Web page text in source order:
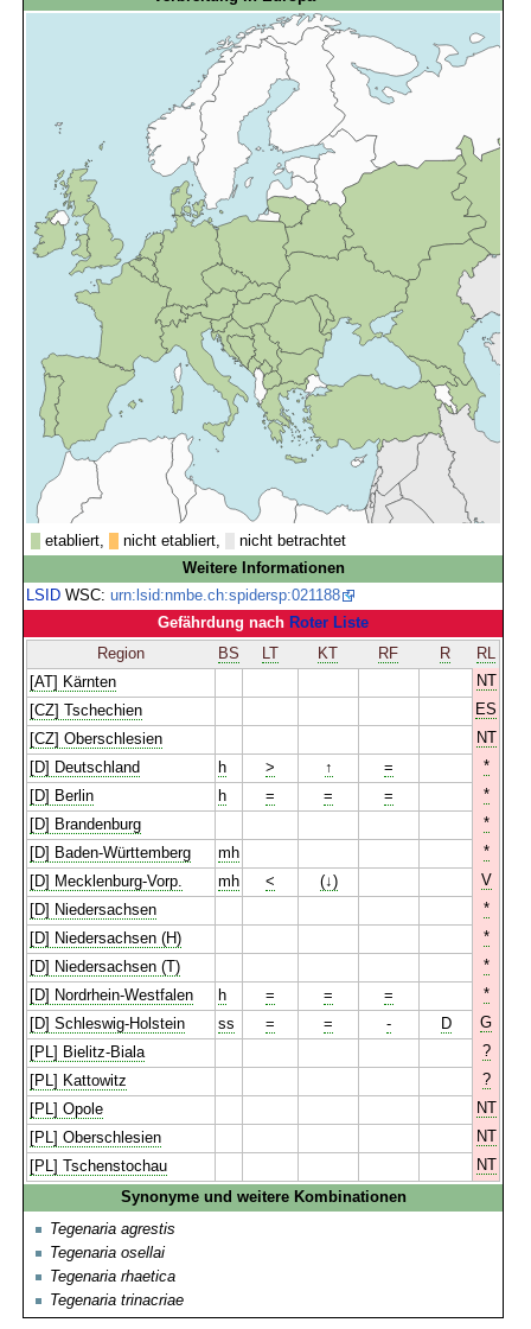
etabliert, nicht etabliert,
nicht betrachtet
Weitere Informationen
LSID WSC:urn:lsid:nmbe.ch:spidersp:021188
Gefährdung nach Roter Liste
Region
BS LT KT RF R
RL
[AT] Kärnten
NT
[CZ] Tschechien
ES
[CZ] Oberschlesien
NT
[D] Deutschland
h > ↑ =
*
[D] Berlin
h = = =
*
[D] Brandenburg
*
[D] Baden-Württemberg
mh
*
[D] Mecklenburg-Vorp.
mh < (↓)
V
[D] Niedersachsen
*
[D] Niedersachsen (H)
*
[D] Niedersachsen (T)
*
[D] Nordrhein-Westfalen
h = = =
*
[D] Schleswig-Holstein
ss = = - D
G
[PL] Bielitz-Biala
?
[PL] Kattowitz
?
[PL] Opole
NT
[PL] Oberschlesien
NT
[PL] Tschenstochau
NT
Synonyme und weitere Kombinationen
Tegenaria agrestis
Tegenaria osellai
Tegenaria rhaetica
Tegenaria trinacriae